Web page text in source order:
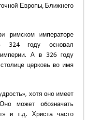
Европы, Ближнего
римском императоре
324 году основал
А в 326 году
церковь во имя
хотя оно имеет
может обозначать
и т.д. Христа часто